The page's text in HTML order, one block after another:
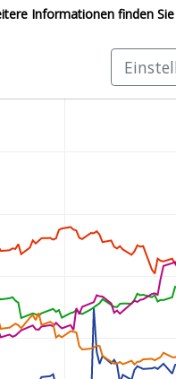
Informationen finden